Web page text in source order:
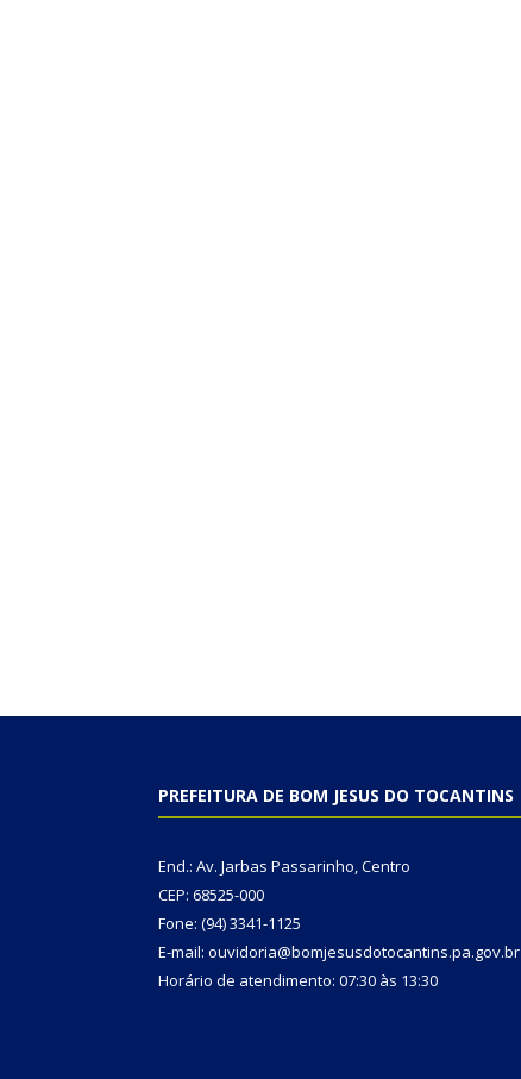
PREFEITURA DE BOM JESUS DO TOCANTINS
End.: Av. Jarbas Passarinho, Centro
CEP: 68525-000
Fone: (94) 3341-1125
E-mail: ouvidoria@bomjesusdotocantins.pa.gov.br
Horário de atendimento: 07:30 às 13:30